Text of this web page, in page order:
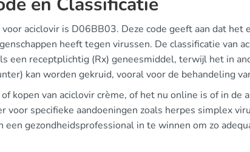
voor aciclovir is D06BB03. Deze code geeft aan dat
heeft tegen virussen. De classificatie van
een receptplichtig (Rx) geneesmiddel, terwijl het in
kan worden gekruid, vooral voor de behandeling
kopen van aciclovir crème, of het nu online is of in
voor specifieke aandoeningen zoals herpes simplex
een gezondheidsprofessional in te winnen om zo